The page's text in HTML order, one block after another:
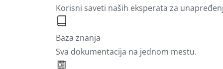
Korisni saveti naših eksperata za
Baza znanja
Sva dokumentacija na jednom mestu.